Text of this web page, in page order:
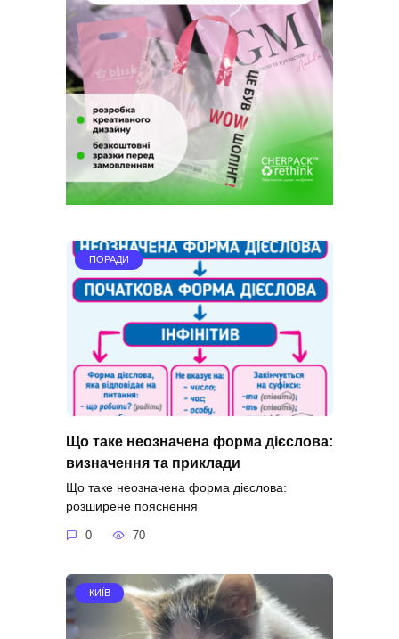
ПОРАДИ
Що таке неозначена форма дієслова:
визначення та приклади
Що таке неозначена форма дієслова:
розширене пояснення
0 70
КИЇВ